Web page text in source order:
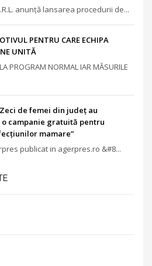
anunță lansarea procedurii de...
PENTRU CARE ECHIPA
UNITĂ
PROGRAM NORMAL IAR MĂSURILE
Zeci de femei din judeţ au
campanie gratuită pentru
mamare”
publicat in agerpres.ro &#8...